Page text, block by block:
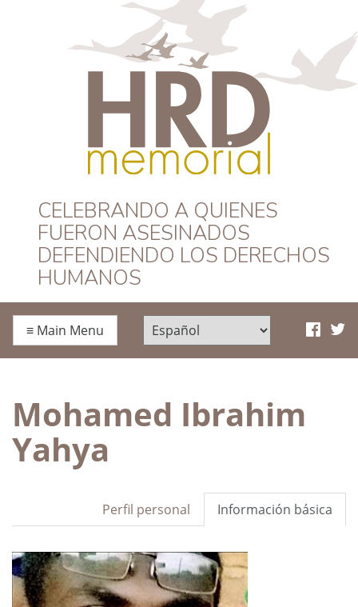
HRD Memorial –
Español
CELEBRANDO A QUIENES
FUERON ASESINADOS
DEFENDIENDO LOS DERECHOS
HUMANOS
≡ Main Menu
Mohamed Ibrahim
Yahya
Información básica
Perfil personal